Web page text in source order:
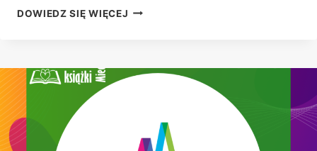
DOWIEDZ SIĘ WIĘCEJ PIERWSI